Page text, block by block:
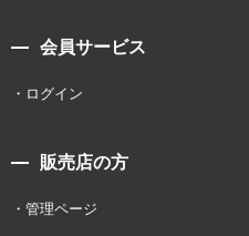
会員サービス
ログイン
販売店の方
管理ページ